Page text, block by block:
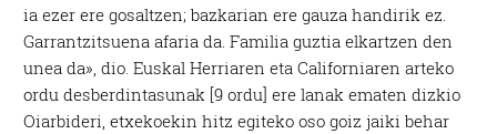
ia ezer ere gosaltzen; bazkarian ere gauza handirik ez.
Garrantzitsuena afaria da. Familia guztia elkartzen den
unea da», dio. Euskal Herriaren eta Californiaren arteko
ordu desberdintasunak [9 ordu] ere lanak ematen dizkio
Oiarbideri, etxekoekin hitz egiteko oso goiz jaiki behar